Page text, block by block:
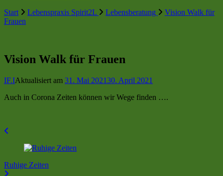
Start
Lebenspraxis Spirit2L Lebensberatung
Vision Walk für
Frauen
Vision Walk für Frauen
IF.IAktualisiert am 31. Mai 202130. April 2021
Auch in Corona Zeiten können wir Wege finden ….
Beitragsnavigation
Ruhige Zeiten